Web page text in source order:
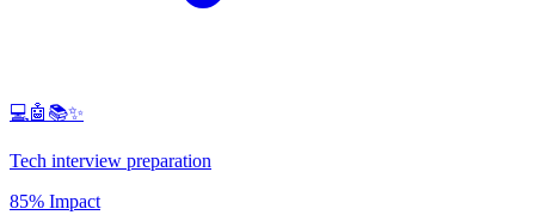
💻🤖📚✨
Tech interview preparation
85% Impact